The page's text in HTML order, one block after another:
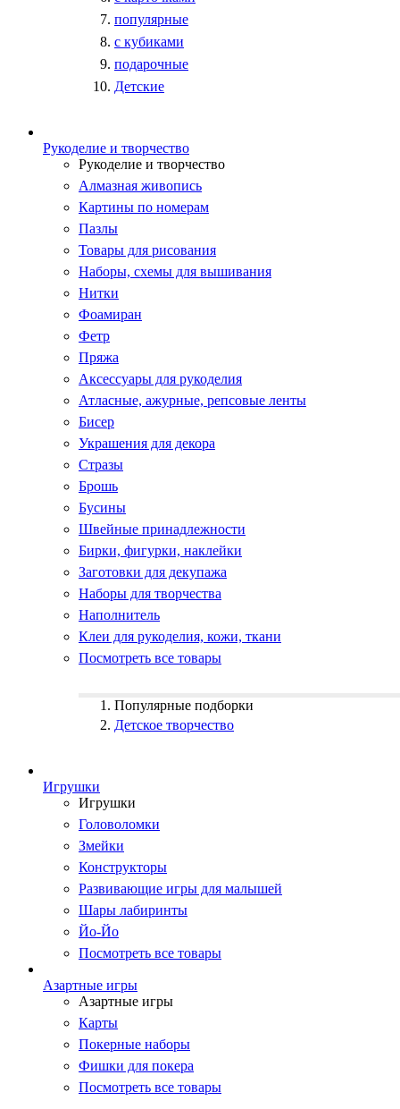
популярные
с кубиками
подарочные
Детские
Рукоделие и творчество
Рукоделие и творчество
Алмазная живопись
Картины по номерам
Пазлы
Товары для рисования
Наборы, схемы для вышивания
Нитки
Фоамиран
Фетр
Пряжа
Аксессуары для рукоделия
Атласные, ажурные, репсовые ленты
Бисер
Украшения для декора
Стразы
Брошь
Бусины
Швейные принадлежности
Бирки, фигурки, наклейки
Заготовки для декупажа
Наборы для творчества
Наполнитель
Клеи для рукоделия, кожи, ткани
Посмотреть все товары
Популярные подборки
Детское творчество
Игрушки
Игрушки
Головоломки
Змейки
Конструкторы
Развивающие игры для малышей
Шары лабиринты
Йо-Йо
Посмотреть все товары
Азартные игры
Азартные игры
Карты
Покерные наборы
Фишки для покера
Посмотреть все товары